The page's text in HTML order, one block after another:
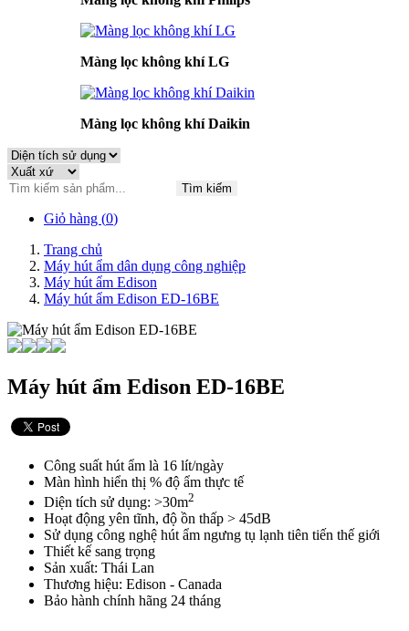
Màng lọc không khí LG
Màng lọc không khí Daikin
Tìm kiếm
Giỏ hàng (0)
Trang chủ
Máy hút ẩm dân dụng công nghiệp
Máy hút ẩm Edison
Máy hút ẩm Edison ED-16BE
Máy hút ẩm Edison ED-16BE
Công suất hút ẩm là 16 lít/ngày
Màn hình hiển thị % độ ẩm thực tế
Diện tích sử dụng: >30m2
Hoạt động yên tĩnh, độ ồn thấp > 45dB
Sử dụng công nghệ hút ẩm ngưng tụ lạnh tiên tiến thế giới
Thiết kế sang trọng
Sản xuất: Thái Lan
Thương hiệu: Edison - Canada
Bảo hành chính hãng 24 tháng